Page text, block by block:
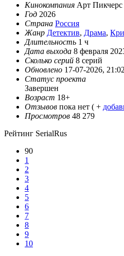
Кинокомпания Арт
Год 2026
Страна Россия
Жанр Детектив, Драма,
Длительность 1 ч
Дата выхода 8 февраля
Сколько серий 8 серий
Обновлено 17-07-2026,
Статус проекта
Завершен
Возраст 18+
Отзывов пока нет ( +
Просмотров 48 279
Рейтинг SerialRus
90
1
2
3
4
5
6
7
8
9
10